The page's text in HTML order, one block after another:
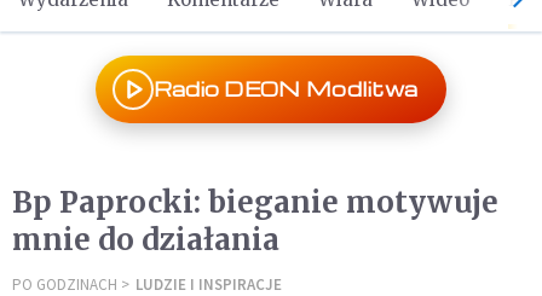
Radio DEON Modlitwa
Bp Paprocki: bieganie motywuje
mnie do działania
PO GODZINACH LUDZIE I INSPIRACJE